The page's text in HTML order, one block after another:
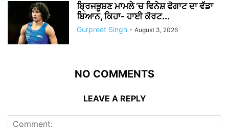
ਬ੍ਰਿਜਭੂਸ਼ਣ ਮਾਮਲੇ ‘ਚ ਵਿਨੇਸ਼ ਫੋਗਾਟ ਦਾ ਵੱਡਾ
ਬਿਆਨ, ਕਿਹਾ- ਹਾਈ ਕੋਰਟ...
Gurpreet Singh - August 3, 2026
NO COMMENTS
LEAVE A REPLY